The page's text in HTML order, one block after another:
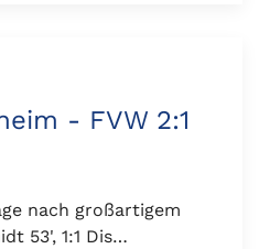
- FVW 2:1
nach großartigem
53', 1:1 Dis…